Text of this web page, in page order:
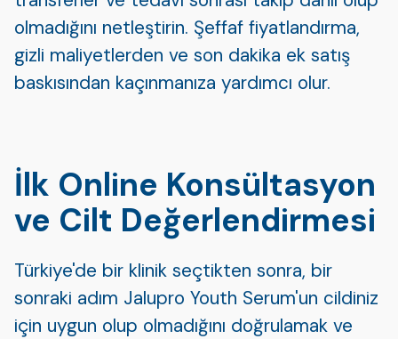
olmadığını netleştirin. Şeffaf fiyatlandırma,
gizli maliyetlerden ve son dakika ek satış
baskısından kaçınmanıza yardımcı olur.
İlk Online Konsültasyon
ve Cilt Değerlendirmesi
Türkiye'de bir klinik seçtikten sonra, bir
sonraki adım Jalupro Youth Serum'un cildiniz
için uygun olup olmadığını doğrulamak ve